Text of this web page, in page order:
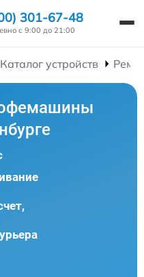
301-67-48
с 9:00 до 21:00
Каталог устройств